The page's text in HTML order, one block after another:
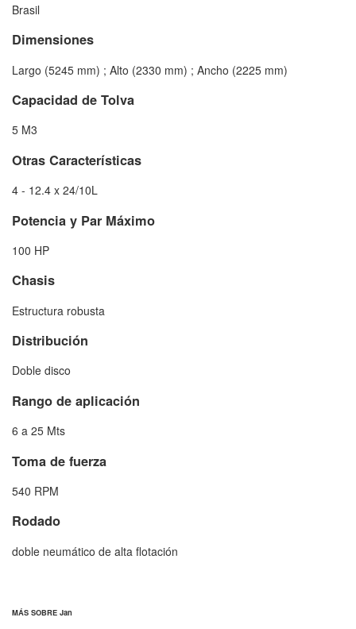
Brasil
Dimensiones
Largo (5245 mm) ; Alto (2330 mm) ; Ancho (2225 mm)
Capacidad de Tolva
5 M3
Otras Características
4 - 12.4 x 24/10L
Potencia y Par Máximo
100 HP
Chasis
Estructura robusta
Distribución
Doble disco
Rango de aplicación
6 a 25 Mts
Toma de fuerza
540 RPM
Rodado
doble neumático de alta flotación
MÁS SOBRE Jan